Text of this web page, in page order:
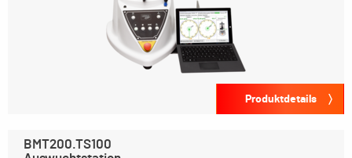
Produktdetails
BMT200.TS100